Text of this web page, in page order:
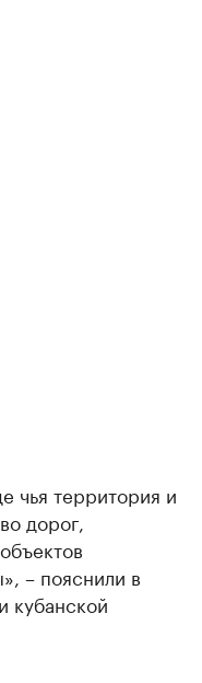
чья территория и
дорог,
– пояснили в
кубанской